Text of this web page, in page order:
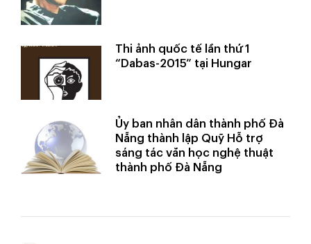
Thi ảnh quốc tế lần thứ 1
“Dabas-2015” tại Hungar
Ủy ban nhân dân thành phố Đà
Nẵng thành lập Quỹ Hỗ trợ
sáng tác văn học nghệ thuật
thành phố Đà Nẵng